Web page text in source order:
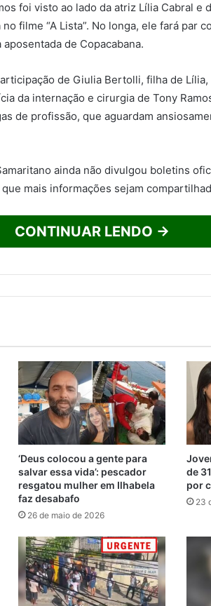
foi visto ao lado da atriz Lília Cabral e
filme “A Lista”. No longa, ele fará par
de Copacabana.
de Giulia Bertolli, filha de Lília,
da internação e cirurgia de Tony
de profissão, que aguardam
ainda não divulgou boletins
mais informações sejam
CONTINUAR LENDO →
‘Deus colocou a gente para
salvar essa vida’: pescador
resgatou mulher em Ilhabela
faz desabafo
26 de maio de 2026
de
por
23